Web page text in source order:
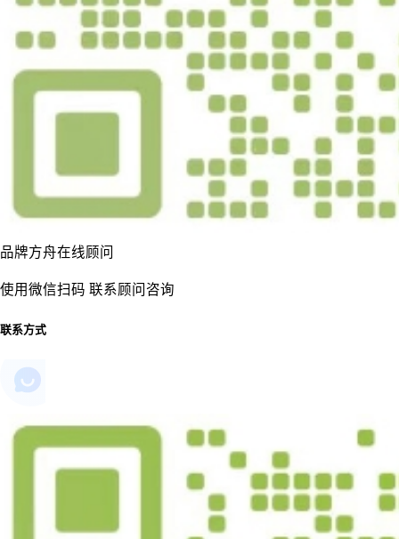
品牌方舟在线顾问
使用微信扫码 联系顾问咨询
联系方式